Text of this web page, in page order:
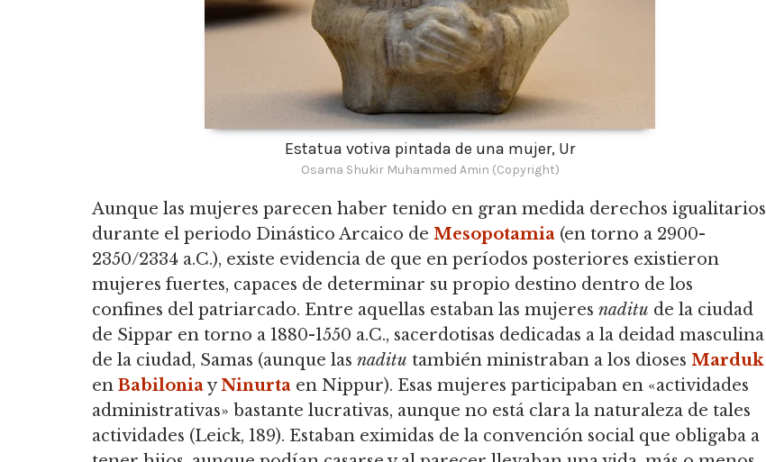
Estatua votiva pintada de una mujer, Ur
Osama Shukir Muhammed Amin (Copyright)
Aunque las mujeres parecen haber tenido en gran medida derechos igualitarios
durante el periodo Dinástico Arcaico de Mesopotamia (en torno a 2900-
2350/2334 a.C.), existe evidencia de que en períodos posteriores existieron
mujeres fuertes, capaces de determinar su propio destino dentro de los
confines del patriarcado. Entre aquellas estaban las mujeres naditu de la ciudad
de Sippar en torno a 1880-1550 a.C., sacerdotisas dedicadas a la deidad masculina
de la ciudad, Samas (aunque las naditu también ministraban a los dioses Marduk
en BabiloniayNinurta en Nippur). Esas mujeres participaban en «actividades
administrativas» bastante lucrativas, aunque no está clara la naturaleza de tales
actividades (Leick, 189). Estaban eximidas de la convención social que obligaba a